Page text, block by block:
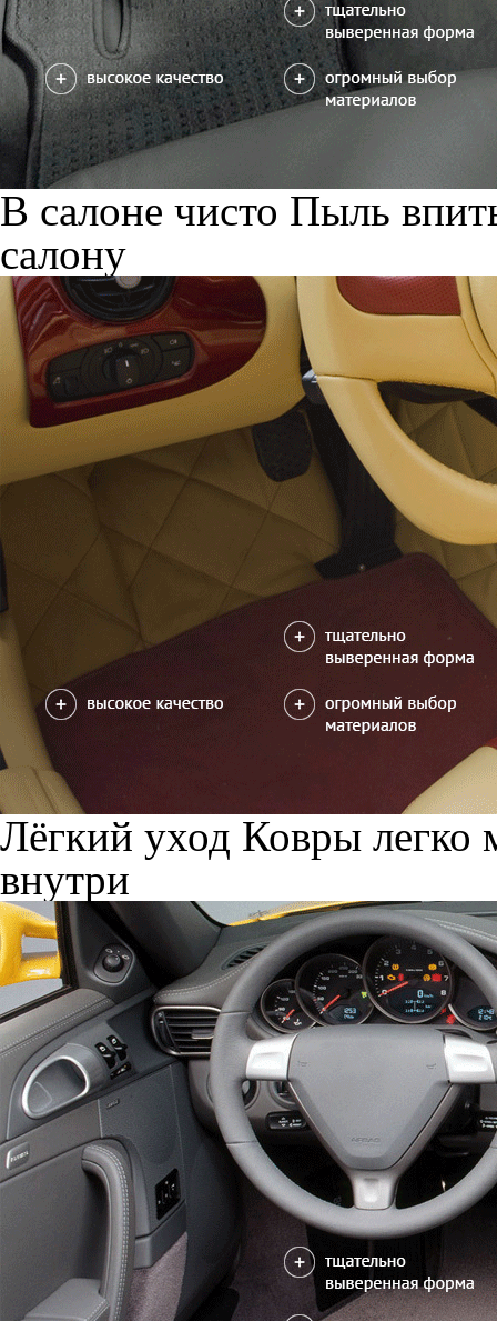
В салоне чисто Пыль
салону
Лёгкий уход Ковры легко
внутри